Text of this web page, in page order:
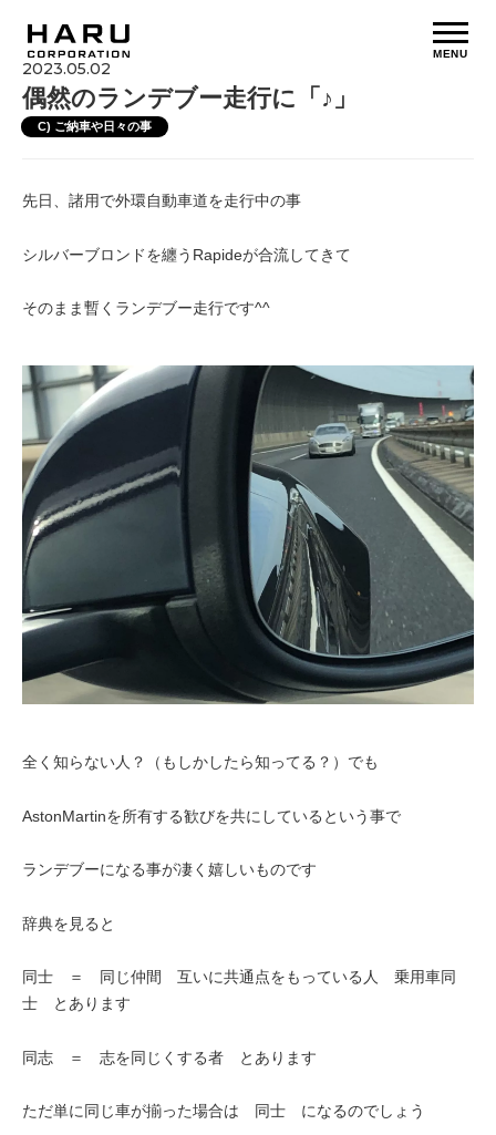
MENU
2023.05.02
偶然のランデブー走行に「♪」
C) ご納車や日々の事
先日、諸用で外環自動車道を走行中の事
シルバーブロンドを纏うRapideが合流してきて
そのまま暫くランデブー走行です^^
全く知らない人？（もしかしたら知ってる？）でも
AstonMartinを所有する歓びを共にしているという事で
ランデブーになる事が凄く嬉しいものです
辞典を見ると
同士 ＝ 同じ仲間 互いに共通点をもっている人 乗用車同
士 とあります
同志 ＝ 志を同じくする者 とあります
ただ単に同じ車が揃った場合は 同士 になるのでしょう